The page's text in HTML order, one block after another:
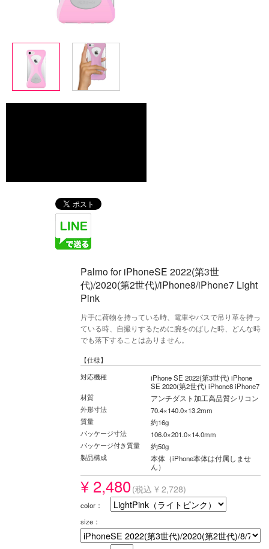
Palmo for iPhoneSE 2022(第3世
代)/2020(第2世代)/iPhone8/iPhone7 Light
Pink
片手に荷物を持っている時、電車やバスで吊り革を持っ
ている時、自撮りするために腕をのばした時、どんな時
でも落下することはありません。
【仕様】
対応機種
iPhone SE 2022(第3世代) iPhone
SE 2020(第2世代) iPhone8 iPhone7
材質 アンチダスト加工高品質シリコン
外形寸法 70.4×140.0×13.2mm
質量 約16g
パッケージ寸法 106.0×201.0×14.0mm
パッケージ付き質量 約50g
製品構成
本体（iPhone本体は付属しませ
ん）
¥ 2,480(税込 ¥ 2,728)
color：
size：